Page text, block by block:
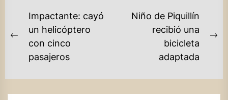
NAVEGACIÓN
DE
ENTRADAS
Previous
post:
Impactante: cayó
un helicóptero
con cinco
pasajeros
Niño de Piquillín
recibió una
bicicleta
adaptada